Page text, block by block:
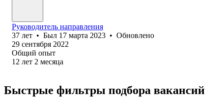
Руководитель направления
37 лет • Был 17 марта 2023 • Обновлено
29 сентября 2022
Общий опыт
12 лет 2 месяца
Быстрые фильтры подбора вакансий